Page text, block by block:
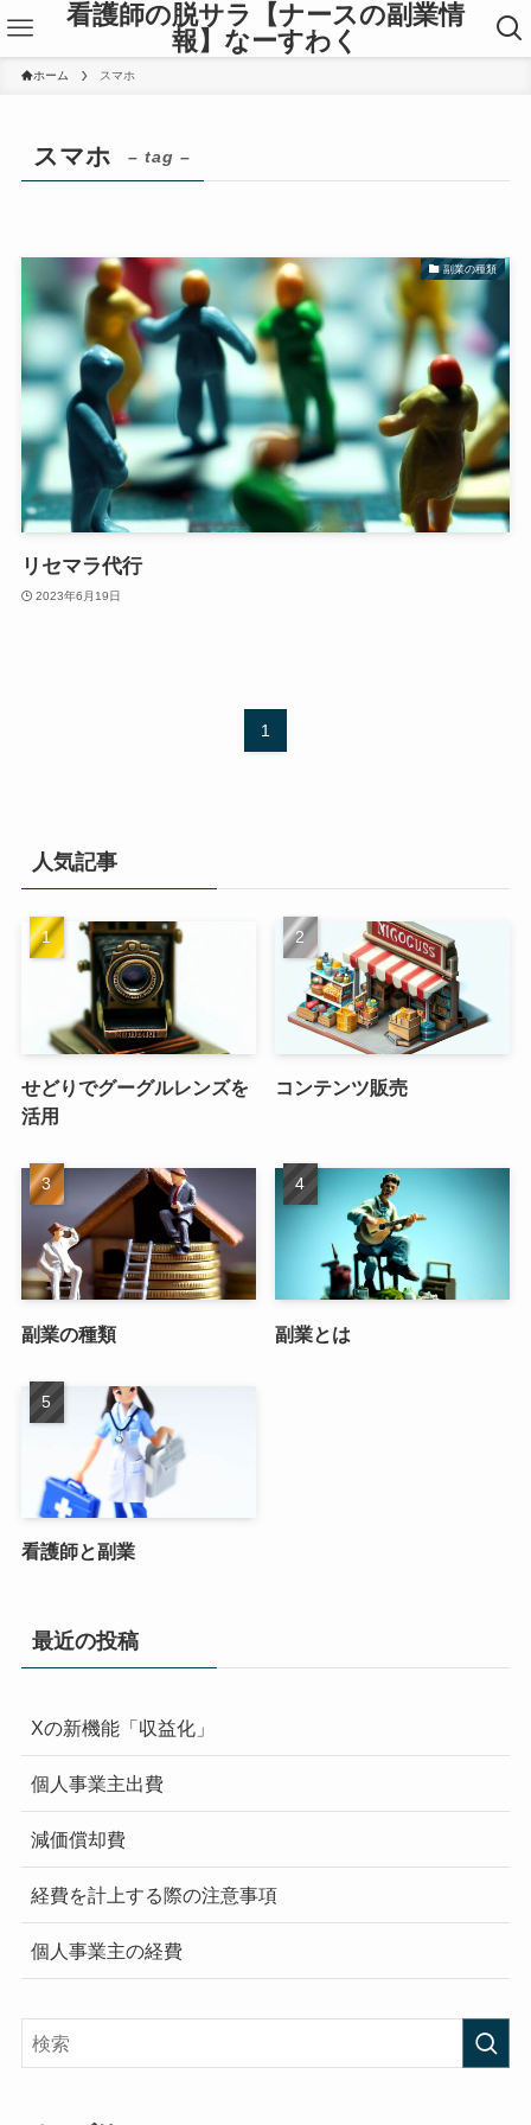
看護師の脱サラ【ナースの副業情
報】なーすわく
ホーム スマホ
スマホ – tag –
副業の種類
リセマラ代行
2023年6月19日
1
人気記事
せどりでグーグルレンズを
活用
コンテンツ販売
副業の種類 副業とは
看護師と副業
最近の投稿
Xの新機能「収益化」
個人事業主出費
減価償却費
経費を計上する際の注意事項
個人事業主の経費